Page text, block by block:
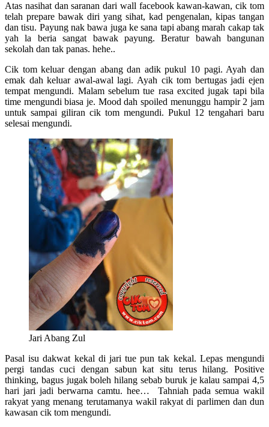
Atas nasihat dan saranan dari wall facebook kawan-kawan, cik tom
telah prepare bawak diri yang sihat, kad pengenalan, kipas tangan
dan tisu. Payung nak bawa juga ke sana tapi abang marah cakap tak
yah la beria sangat bawak payung. Beratur bawah bangunan
sekolah dan tak panas. hehe..
Cik tom keluar dengan abang dan adik pukul 10 pagi. Ayah dan
emak dah keluar awal-awal lagi. Ayah cik tom bertugas jadi ejen
tempat mengundi. Malam sebelum tue rasa excited jugak tapi bila
time mengundi biasa je. Mood dah spoiled menunggu hampir 2 jam
untuk sampai giliran cik tom mengundi. Pukul 12 tengahari baru
selesai mengundi.
Jari Abang Zul
Pasal isu dakwat kekal di jari tue pun tak kekal. Lepas mengundi
pergi tandas cuci dengan sabun kat situ terus hilang. Positive
thinking, bagus jugak boleh hilang sebab buruk je kalau sampai 4,5
hari jari jadi berwarna camtu. hee… Tahniah pada semua wakil
rakyat yang menang terutamanya wakil rakyat di parlimen dan dun
kawasan cik tom mengundi.